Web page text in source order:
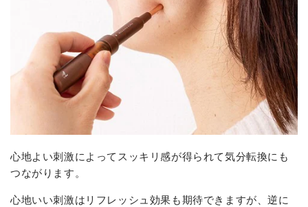
心地よい刺激によってスッキリ感が得られて気分転換にも
つながります。
心地いい刺激はリフレッシュ効果も期待できますが、逆に